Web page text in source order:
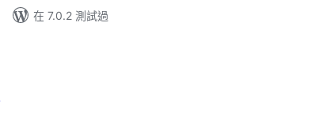
在 7.0.2 測試過